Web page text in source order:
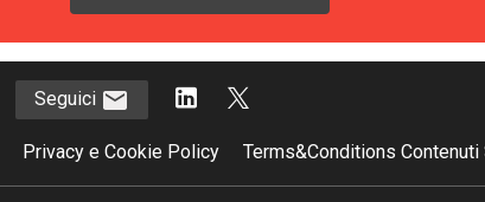
Seguici
Privacy e Cookie Policy Terms&Conditions